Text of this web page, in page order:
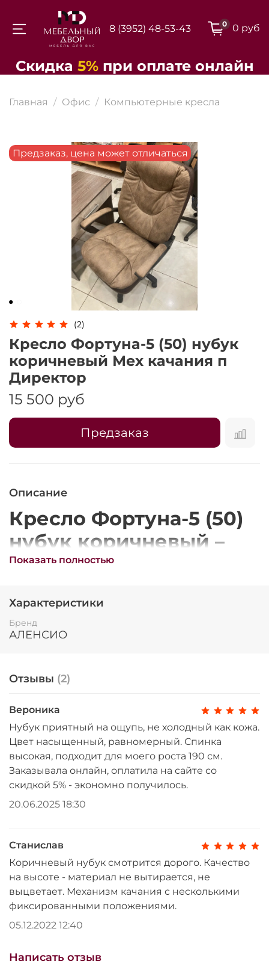
8 (3952) 48-53-43 0 0 руб
Скидка 5%при оплате онлайн
Главная Офис Компьютерные кресла
Предзаказ, цена может отличаться
(2)
Кресло Фортуна-5 (50) нубук
коричневый Мех качания п
Директор
15 500 руб
Предзаказ
Описание
Кресло Фортуна-5 (50)
нубук коричневый –
уют и стиль
Кресло Фортуна-5 (50) нубук коричневый от
АЛЕНСИО сочетает
эргономику. С механизмом качания п.Директор,
Полное описание
Уютное кресло для офиса
Кресло Фортуна-5 (50) от АЛЕНСИО в
коричневом нубуке создает
теплую
атмосферу в рабочем пространстве. Механизм
качания п.Директор обеспечивает комфорт и
гибкость.
Теплый дизайн и надежность
который добавляет уюта. Прочные материалы
износу.
Комфорт и практичность
Эргономичная форма кресла поддерживает
спину, а механизм качания добавляет удобства.
ежедневной работы.
Показать полностью
Характеристики
Бренд
АЛЕНСИО
Отзывы (2)
Вероника
Нубук приятный на ощупь, не холодный как кожа.
Цвет насыщенный, равномерный. Спинка
высокая, подходит для моего роста 190 см.
Заказывала онлайн, оплатила на сайте со
скидкой 5% - экономно получилось.
20.06.2025 18:30
Станислав
Коричневый нубук смотрится дорого. Качество
на высоте - материал не вытирается, не
выцветает. Механизм качания с несколькими
фиксированными положениями.
05.12.2022 12:40
Написать отзыв
Для клиентов всех банков
Разбейте
Добавляйте товары
в корзину
Оплачивайте сегодня только25
любого банка
Получайте товар
выбранный способом
Оставшиеся
списываться
по25%каждые 2 недели
об оплате Плайтом
раз в 2 недели
Остались вопросы?
8 800 302-02-51